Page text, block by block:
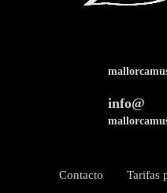
info@
Contacto Tarifas